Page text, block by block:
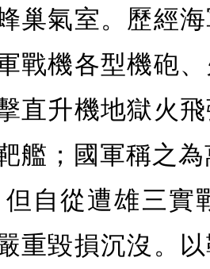
巢氣室。歷經
戰機各型機砲
直升機地獄火
艦；國軍稱之
但自從遭雄三實
重毀損沉沒。